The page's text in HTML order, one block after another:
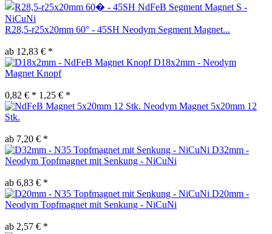
R28,5-r25x20mm 60° - 45SH Neodym Segment Magnet...
ab 12,83 € *
D18x2mm - Neodym
Magnet Knopf
0,82 € * 1,25 € *
Neodym Magnet 5x20mm 12
Stk.
ab 7,20 € *
D32mm -
Neodym Topfmagnet mit Senkung - NiCuNi
ab 6,83 € *
D20mm -
Neodym Topfmagnet mit Senkung - NiCuNi
ab 2,57 € *